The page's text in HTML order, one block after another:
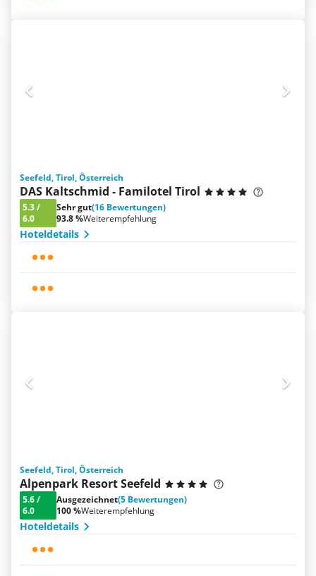
Seefeld, Tirol, Österreich
DAS Kaltschmid - Familotel Tirol
5.3/
6.0
Sehr gut(16 Bewertungen)
93.8 %Weiterempfehlung
Hoteldetails
Seefeld, Tirol, Österreich
Alpenpark Resort Seefeld
5.6/
6.0
Ausgezeichnet(5 Bewertungen)
100 %Weiterempfehlung
Hoteldetails